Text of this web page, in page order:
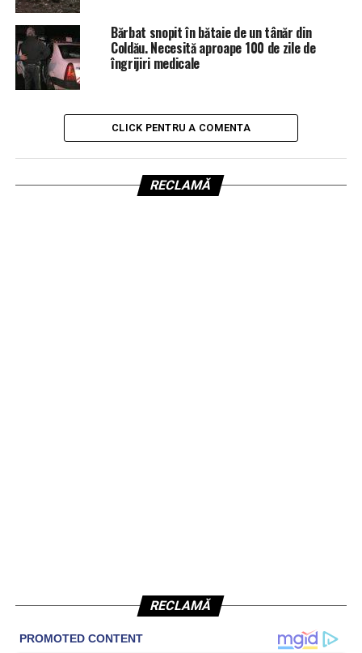
Bărbat snopit în bătaie de un tânăr din
Coldău. Necesită aproape 100 de zile de
îngrijiri medicale
CLICK PENTRU A COMENTA
RECLAMĂ
RECLAMĂ